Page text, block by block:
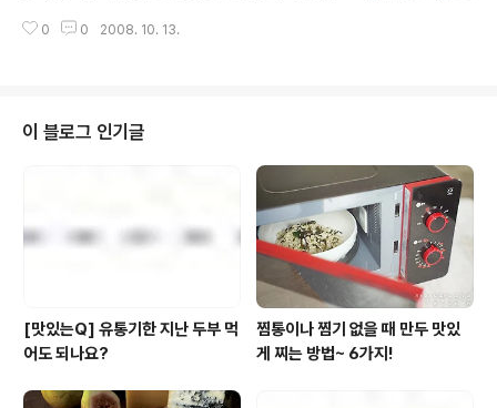
풀무원풀무원을 사랑해주시는 여러분의 마음에 이미 한 번
챙기시죠? 풀무원에는 ‘풀무원 소식’이라고 하는 사내 소식
는^^ 직원분들을 위해 지난 2006년 탄생한 것이 ‘풀무원
소식’이라는 사내 뉴스레터였습니다. '풀무원 소식'에는 신
제품 소식은 기본이고요, (이건 보도자료보다도 빨리 전하
는거라, 우리 내부 고객들이 제일 먼저 알게 된답니다.^^)
어느 부서에 계신 어떤 분들이 어떤 일을 하고 계시는지, 녹
즙에선 이..
0 0 2008. 10. 13.
이 블로그 인기글
[맛있는Q] 유통기한 지난 두부 먹
어도 되나요?
찜통이나 찜기 없을 때 만두 맛있
게 찌는 방법~ 6가지!